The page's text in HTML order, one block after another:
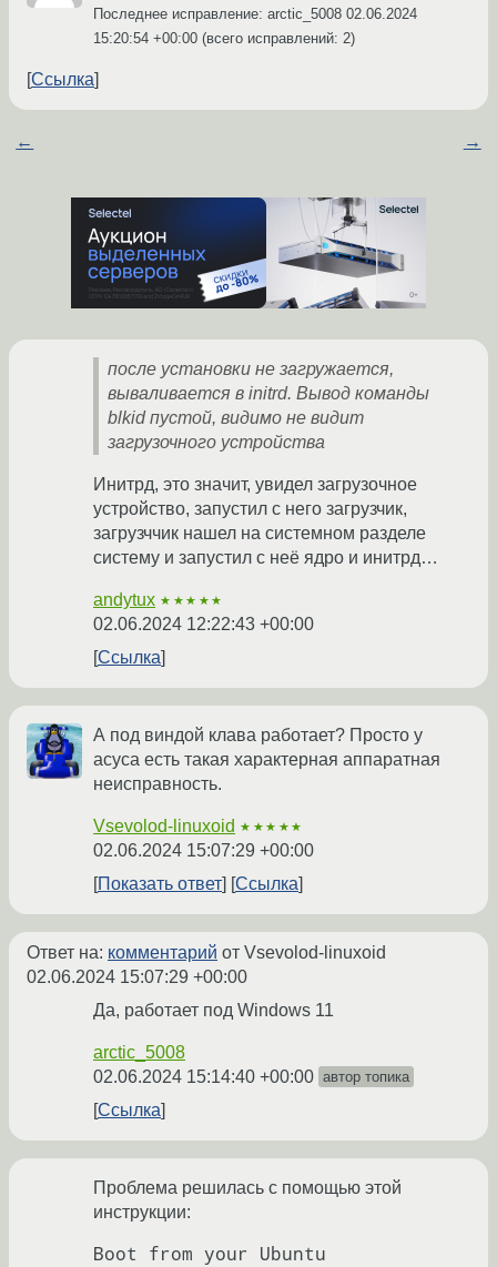
Последнее исправление: arctic_5008 02.06.2024
15:20:54 +00:00 (всего исправлений: 2)
Ссылка
← →
после установки не загружается,
вываливается в initrd. Вывод команды
blkid пустой, видимо не видит
загрузочного устройства
Инитрд, это значит, увидел загрузочное
устройство, запустил с него загрузчик,
загрузччик нашел на системном разделе
систему и запустил с неё ядро и инитрд…
andytux ★★★★★
02.06.2024 12:22:43 +00:00
Ссылка
А под виндой клава работает? Просто у
асуса есть такая характерная аппаратная
неисправность.
Vsevolod-linuxoid ★★★★★
02.06.2024 15:07:29 +00:00
Показать ответ
Ссылка
Ответ на: комментарий от Vsevolod-linuxoid
02.06.2024 15:07:29 +00:00
Да, работает под Windows 11
arctic_5008
02.06.2024 15:14:40 +00:00 автор топика
Ссылка
Проблема решилась с помощью этой
инструкции:
Boot from your Ubuntu